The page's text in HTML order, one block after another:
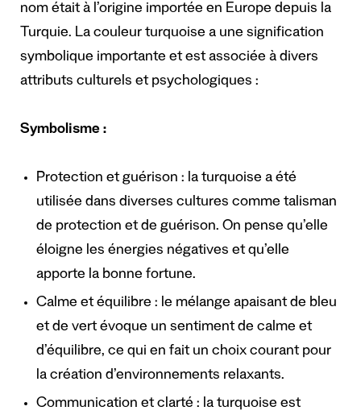
nom était à l’origine importée en Europe depuis la
Turquie. La couleur turquoise a une signification
symbolique importante et est associée à divers
attributs culturels et psychologiques :
Symbolisme :
Protection et guérison : la turquoise a été
utilisée dans diverses cultures comme talisman
de protection et de guérison. On pense qu’elle
éloigne les énergies négatives et qu’elle
apporte la bonne fortune.
Calme et équilibre : le mélange apaisant de bleu
et de vert évoque un sentiment de calme et
d’équilibre, ce qui en fait un choix courant pour
la création d’environnements relaxants.
Communication et clarté : la turquoise est